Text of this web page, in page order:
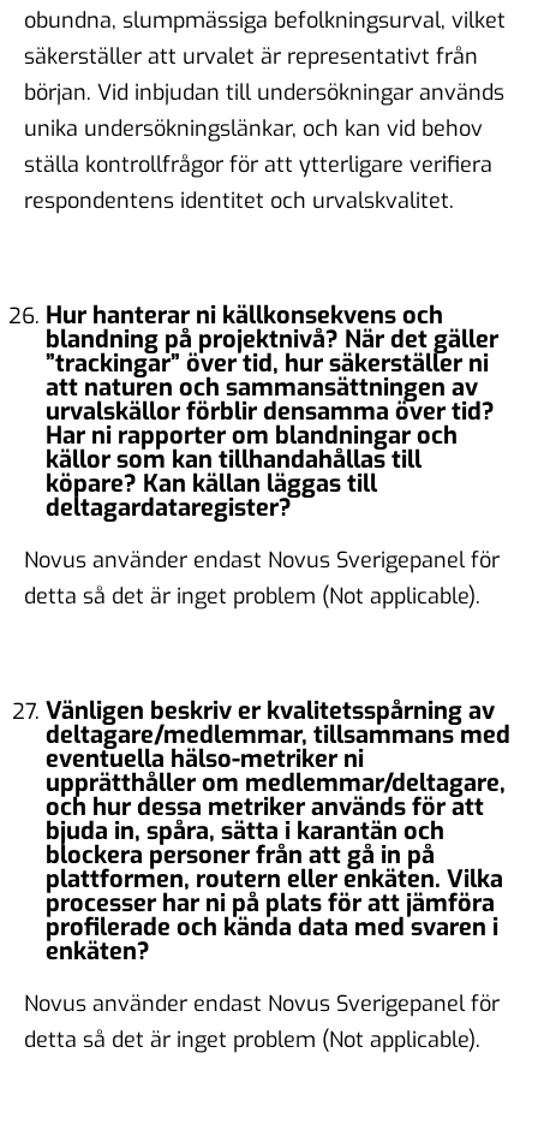
obundna, slumpmässiga befolkningsurval, vilket
säkerställer att urvalet är representativt från
början. Vid inbjudan till undersökningar används
unika undersökningslänkar, och kan vid behov
ställa kontrollfrågor för att ytterligare verifiera
respondentens identitet och urvalskvalitet.
Hur hanterar ni källkonsekvens och
blandning på projektnivå? När det gäller
”trackingar” över tid, hur säkerställer ni
att naturen och sammansättningen av
urvalskällor förblir densamma över tid?
Har ni rapporter om blandningar och
källor som kan tillhandahållas till
köpare? Kan källan läggas till
deltagardataregister?
Novus använder endast Novus Sverigepanel för
detta så det är inget problem (Not applicable).
Vänligen beskriv er kvalitetsspårning av
deltagare/medlemmar, tillsammans med
eventuella hälso-metriker ni
upprätthåller om medlemmar/deltagare,
och hur dessa metriker används för att
bjuda in, spåra, sätta i karantän och
blockera personer från att gå in på
plattformen, routern eller enkäten. Vilka
processer har ni på plats för att jämföra
profilerade och kända data med svaren i
enkäten?
Novus använder endast Novus Sverigepanel för
detta så det är inget problem (Not applicable).